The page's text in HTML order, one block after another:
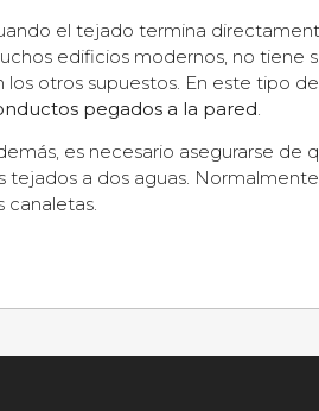
el tejado termina
edificios modernos, no
los otros supuestos. En este tipo
pegados a la pared
es necesario asegurarse de
tejados a dos aguas.
canaletas.